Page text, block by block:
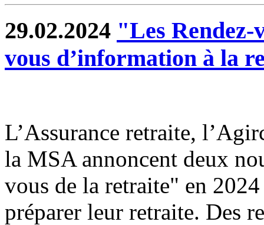
29.02.2024 "Les Rendez-
vous d’information à la
L’Assurance retraite,
la MSA annoncent deux
vous de la retraite" en
préparer leur retraite. Des